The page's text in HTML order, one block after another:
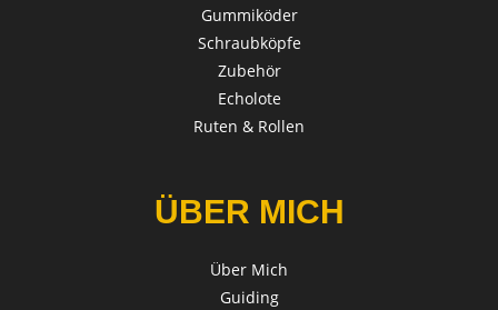
Gummiköder
Schraubköpfe
Zubehör
Echolote
Ruten & Rollen
ÜBER MICH
Über Mich
Guiding